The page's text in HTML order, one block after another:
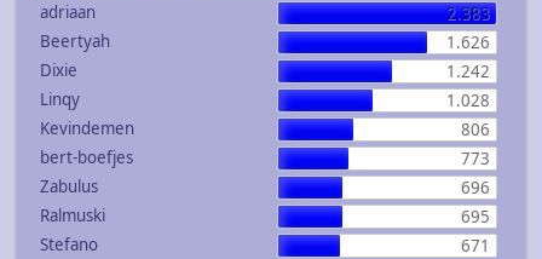
adriaan
2.383
Beertyah
1.626
Dixie
1.242
Linqy
1.028
Kevindemen
806
bert-boefjes
773
Zabulus
696
Ralmuski
695
Stefano
671